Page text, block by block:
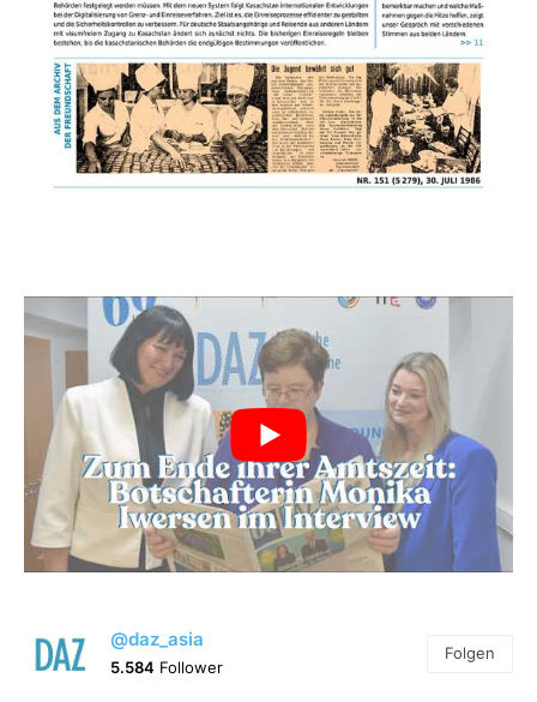
@daz_asia
5.584 Follower
Folgen